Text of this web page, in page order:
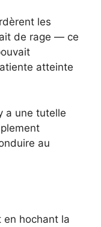
les
de rage — ce
atteinte
a une tutelle
au
en hochant la